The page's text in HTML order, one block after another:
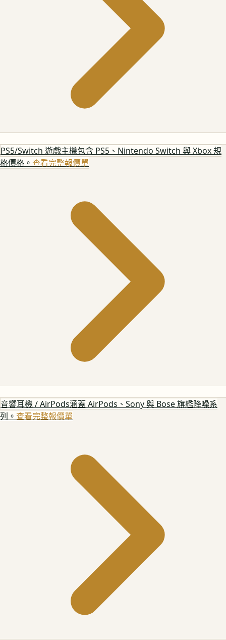
PS5/Switch 遊戲主機包含 PS5、Nintendo Switch 與 Xbox 規
格價格。 查看完整報價單
音響耳機 / AirPods涵蓋 AirPods、Sony 與 Bose 旗艦降噪系
列。 查看完整報價單